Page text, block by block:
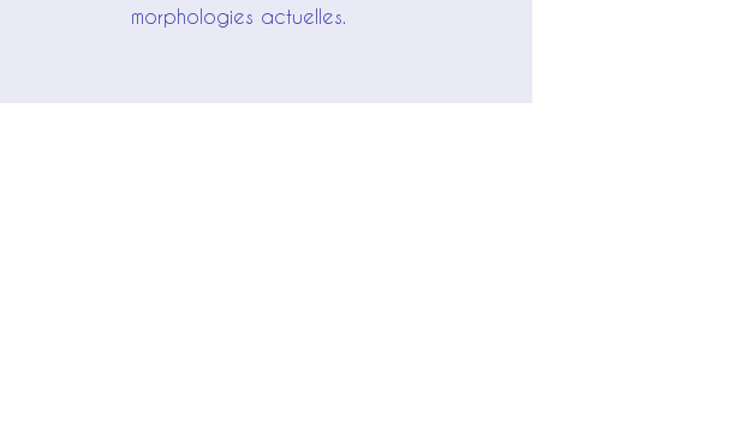
morphologies actuelles.